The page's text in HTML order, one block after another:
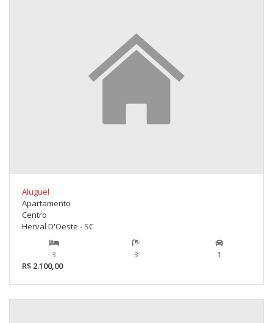
Aluguel
Apartamento
Centro
Herval D'Oeste - SC
3 3
1
R$ 2.100,00